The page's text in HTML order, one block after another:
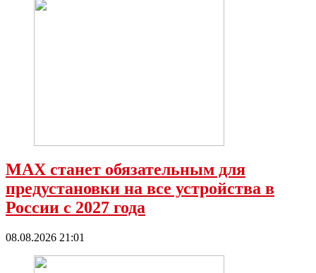
МАХ станет обязательным для
предустановки на все устройства в
России с 2027 года
08.08.2026 21:01